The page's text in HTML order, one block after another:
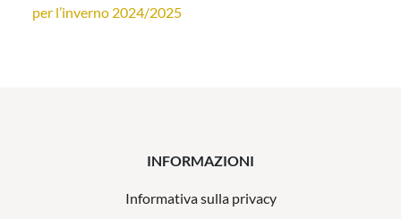
per l’inverno 2024/2025
INFORMAZIONI
Informativa sulla privacy